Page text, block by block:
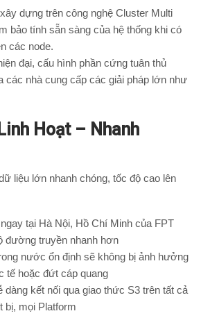
dựng trên công nghệ Cluster Multi
bảo tính sẵn sàng của hệ thống khi có
các node.
đại, cấu hình phần cứng tuân thủ
các nhà cung cấp các giải pháp lớn như
Hoạt – Nhanh
liệu lớn nhanh chóng, tốc độ cao lên
tại Hà Nội, Hồ Chí Minh của FPT
đường truyền nhanh hơn
nước ổn định sẽ không bị ảnh hưởng
tế hoặc đứt cáp quang
dàng kết nối qua giao thức S3 trên tất cả
bị, mọi Platform